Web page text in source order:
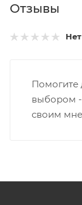
Отзывы
Помогите
выбором -
своим